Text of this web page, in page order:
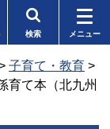
検索 メニュー
子育て・教育 >
育て本（北九州